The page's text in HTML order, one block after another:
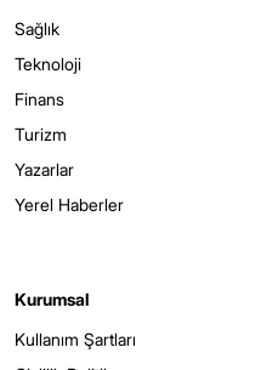
Sağlık
Teknoloji
Finans
Turizm
Yazarlar
Yerel Haberler
Kurumsal
Kullanım Şartları